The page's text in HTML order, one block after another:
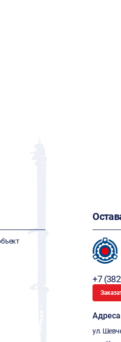
+7
ул.